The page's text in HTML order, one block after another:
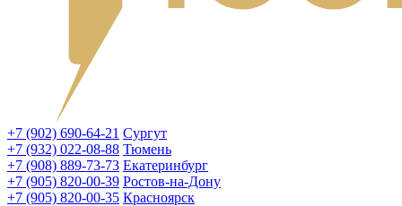
+7 (902) 690-64-21 Сургут
+7 (932) 022-08-88 Тюмень
+7 (908) 889-73-73 Екатеринбург
+7 (905) 820-00-39 Ростов-на-Дону
+7 (905) 820-00-35 Красноярск